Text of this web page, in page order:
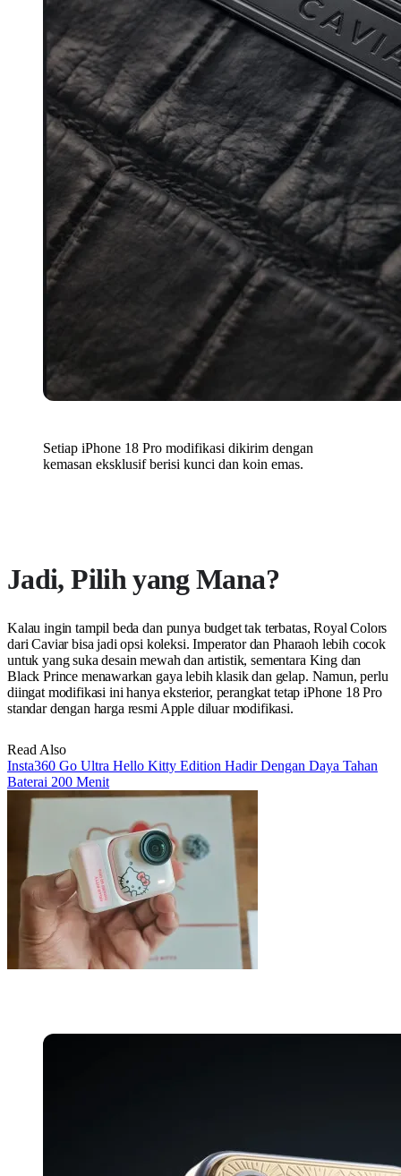
Setiap iPhone 18 Pro modifikasi dikirim dengan
kemasan eksklusif berisi kunci dan koin emas.
Jadi, Pilih yang Mana?
Kalau ingin tampil beda dan punya budget tak terbatas, Royal Colors
dari Caviar bisa jadi opsi koleksi. Imperator dan Pharaoh lebih cocok
untuk yang suka desain mewah dan artistik, sementara King dan
Black Prince menawarkan gaya lebih klasik dan gelap. Namun, perlu
diingat modifikasi ini hanya eksterior, perangkat tetap iPhone 18 Pro
standar dengan harga resmi Apple diluar modifikasi.
Read Also
Insta360 Go Ultra Hello Kitty Edition Hadir Dengan Daya Tahan
Baterai 200 Menit